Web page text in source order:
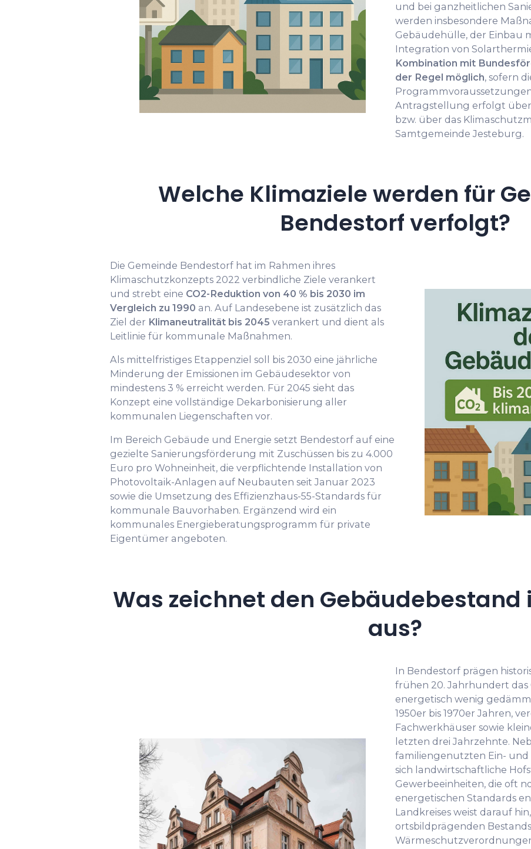
und bei ganzheitlichen
werden insbesondere
Gebäudehülle, der Einbau
Integration von
Kombination mit
der Regel möglich, sofern
Antragstellung erfolgt
bzw. über das
Samtgemeinde Jesteburg.
Welche Klimaziele werden für
Bendestorf verfolgt?
Die Gemeinde Bendestorf hat im Rahmen ihres
Klimaschutzkonzepts 2022 verbindliche Ziele verankert
und strebt eine CO2-Reduktion von 40 % bis 2030 im
Vergleich zu 1990 an. Auf Landesebene ist zusätzlich das
Ziel der Klimaneutralität bis 2045 verankert und dient als
Leitlinie für kommunale Maßnahmen.
Als mittelfristiges Etappenziel soll bis 2030 eine jährliche
Minderung der Emissionen im Gebäudesektor von
mindestens 3 % erreicht werden. Für 2045 sieht das
Konzept eine vollständige Dekarbonisierung aller
kommunalen Liegenschaften vor.
Im Bereich Gebäude und Energie setzt Bendestorf auf eine
gezielte Sanierungsförderung mit Zuschüssen bis zu 4.000
Euro pro Wohneinheit, die verpflichtende Installation von
Photovoltaik-Anlagen auf Neubauten seit Januar 2023
sowie die Umsetzung des Effizienzhaus-55-Standards für
kommunale Bauvorhaben. Ergänzend wird ein
kommunales Energieberatungsprogramm für private
Eigentümer angeboten.
Was zeichnet den Gebäudebestand
aus?
In Bendestorf prägen
frühen 20. Jahrhundert
energetisch wenig
1950er bis 1970er Jahren,
Fachwerkhäuser sowie
letzten drei Jahrzehnte.
familiengenutzten Ein-
sich landwirtschaftliche
Gewerbeeinheiten, die oft
energetischen Standards
Landkreises weist darauf
ortsbildprägenden